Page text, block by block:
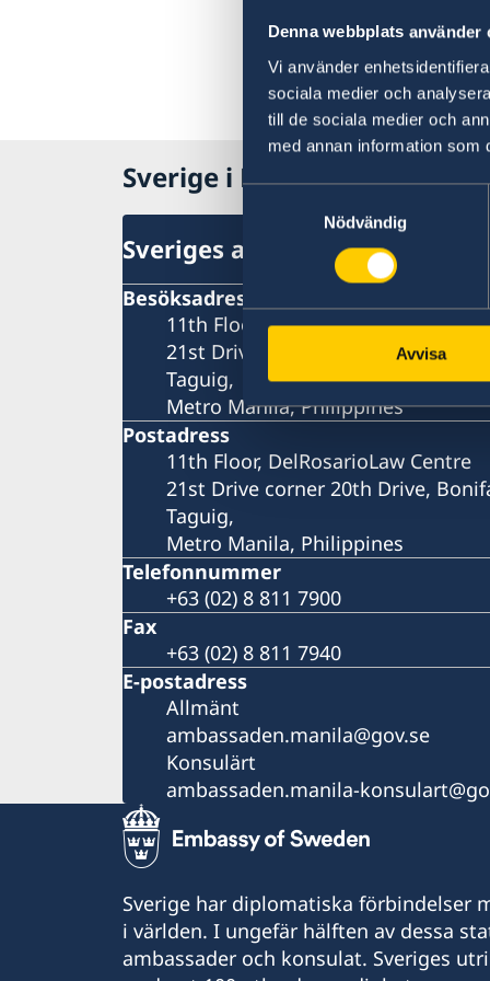
Denna webbplats använder
Vi använder
sociala medier och
till de sociala medier och
med annan information som
Nödvändig
Avvisa
Sverige i Filippinerna
Sveriges ambassad
Besöksadress
11th Floor, DelRosarioLaw Centre
21st Drive corner 20th Drive,
Taguig,
Metro Manila, Philippines
Postadress
11th Floor, DelRosarioLaw Centre
21st Drive corner 20th Drive,
Taguig,
Metro Manila, Philippines
Telefonnummer
+63 (02) 8 811 7900
Fax
+63 (02) 8 811 7940
E-postadress
Allmänt
ambassaden.manila@gov.se
Konsulärt
ambassaden.manila-
Sverige har diplomatiska förbindelser
i världen. I ungefär hälften av dessa
ambassader och konsulat. Sveriges